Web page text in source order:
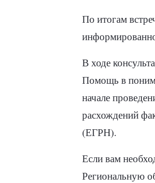
По итогам
В ходе
Помощь в
начале
расхождений
(ЕГРН).
Если вам
Региональную